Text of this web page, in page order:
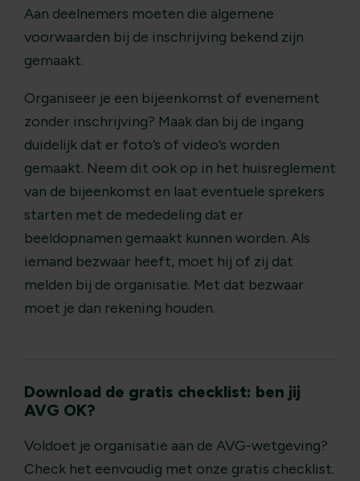
Aan deelnemers moeten die algemene
voorwaarden bij de inschrijving bekend zijn
gemaakt.
Organiseer je een bijeenkomst of evenement
zonder inschrijving? Maak dan bij de ingang
duidelijk dat er foto’s of video’s worden
gemaakt. Neem dit ook op in het huisreglement
van de bijeenkomst en laat eventuele sprekers
starten met de mededeling dat er
beeldopnamen gemaakt kunnen worden. Als
iemand bezwaar heeft, moet hij of zij dat
melden bij de organisatie. Met dat bezwaar
moet je dan rekening houden.
Download de gratis checklist: ben jij
AVG OK?
Voldoet je organisatie aan de AVG-wetgeving?
Check het eenvoudig met onze gratis checklist.